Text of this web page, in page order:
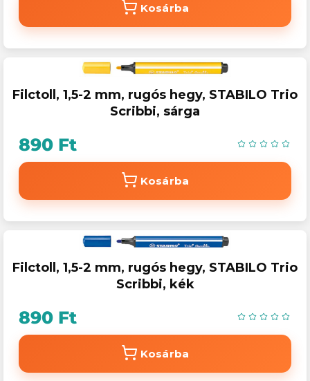
Kosárba
Filctoll, 1,5-2 mm, rugós hegy, STABILO Trio
Scribbi, sárga
890 Ft
Kosárba
Filctoll, 1,5-2 mm, rugós hegy, STABILO Trio
Scribbi, kék
890 Ft
Kosárba